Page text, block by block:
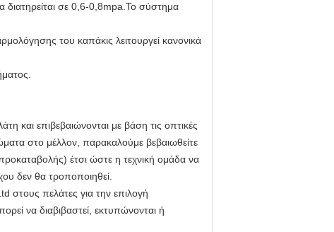
σε 0,6-0,8mpa.Το σύστημα
του καπάκις λειτουργεί κανονικά
και επιβεβαιώνονται με βάση τις οπτικές
στο μέλλον, παρακαλούμε βεβαιωθείτε
έτσι ώστε η τεχνική ομάδα να
δεν θα τροποποιηθεί.
στους πελάτες για την επιλογή
να διαβιβαστεί, εκτυπώνονται ή